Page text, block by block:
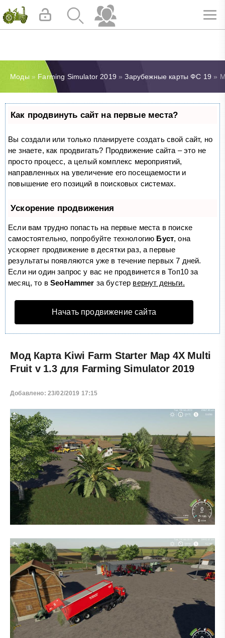
Моды » Farming Simulator 2019 »Зарубежные карты ФС 19 »
Как продвинуть сайт на первые места?
Вы создали или только планируете создать свой сайт, но
не знаете, как продвигать? Продвижение сайта – это не
просто процесс, а целый комплекс мероприятий,
направленных на увеличение его посещаемости и
повышение его позиций в поисковых системах.
Ускорение продвижения
Если вам трудно попасть на первые места в поиске
самостоятельно, попробуйте технологию Буст, она
ускоряет продвижение в десятки раз, а первые
результаты появляются уже в течение первых 7 дней.
Если ни один запрос у вас не продвинется в Топ10 за
месяц, то вSeoHammer за бустер вернут деньги.
Начать продвижение сайта
Мод Карта Kiwi Farm Starter Map 4X Multi
Fruit v 1.3 для Farming Simulator 2019
Добавлено: 23/02/2019 17:15